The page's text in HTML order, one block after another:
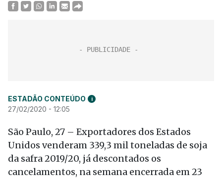
ESTADÃO CONTEÚDO i
27/02/2020 - 12:05
São Paulo, 27 – Exportadores dos Estados
Unidos venderam 339,3 mil toneladas de soja
da safra 2019/20, já descontados os
cancelamentos, na semana encerrada em 23